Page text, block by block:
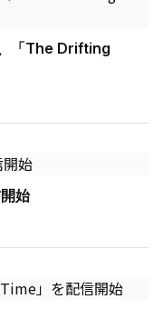
「The Drifting
始